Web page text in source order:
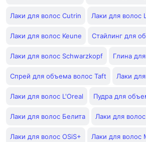
Лаки для волос Cutrin Лаки для волос
Лаки для волос Keune Стайлинг для
Лаки для волос Schwarzkopf Глина
Спрей для объема волос Taft Лаки
Лаки для волос L'Oreal Пудра для
Лаки для волос Белита Лаки для
Лаки для волос OSiS+ Лаки для волос